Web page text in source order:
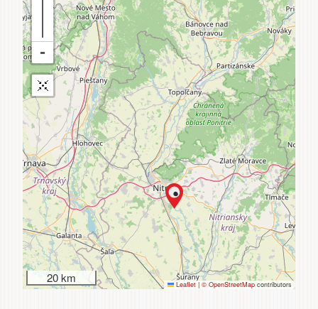
20 km Leaflet | © OpenStreetMap contributors